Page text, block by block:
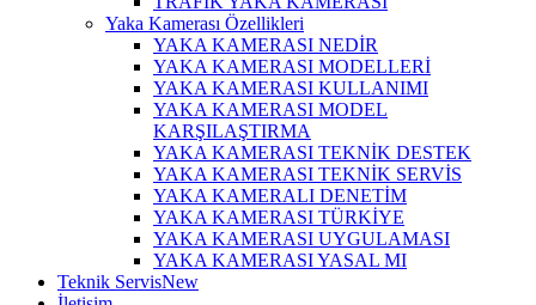
Yaka Kamerası Özellikleri
YAKA KAMERASI NEDİR
YAKA KAMERASI MODELLERİ
YAKA KAMERASI KULLANIMI
YAKA KAMERASI MODEL
KARŞILAŞTIRMA
YAKA KAMERASI TEKNİK DESTEK
YAKA KAMERASI TEKNİK SERVİS
YAKA KAMERALI DENETİM
YAKA KAMERASI TÜRKİYE
YAKA KAMERASI UYGULAMASI
YAKA KAMERASI YASAL MI
Teknik ServisNew